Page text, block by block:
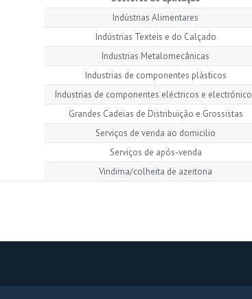
Indústrias Alimentares
Indústrias Texteis e do Calçado
Industrias Metalomecânicas
Industrias de componentes plásticos
Industrias de componentes eléctricos e
Grandes Cadeias de Distribuição e Grossistas
Serviços de venda ao domicilio
Serviços de após-venda
Vindima/colheita de azeitona